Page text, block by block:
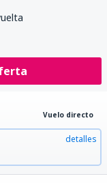
Vuelo directo
detalles